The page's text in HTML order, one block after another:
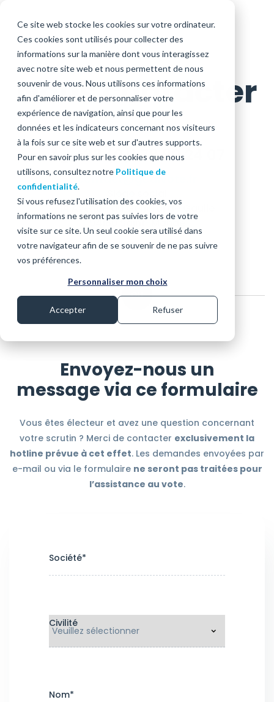
Ce site web stocke les cookies sur votre ordinateur.
Ces cookies sont utilisés pour collecter des
informations sur la manière dont vous interagissez
avec notre site web et nous permettent de nous
souvenir de vous. Nous utilisons ces informations
afin d'améliorer et de personnaliser votre
expérience de navigation, ainsi que pour les
données et les indicateurs concernant nos visiteurs
à la fois sur ce site web et sur d'autres supports.
Pour en savoir plus sur les cookies que nous
utilisons, consultez notre Politique de
confidentialité.
Si vous refusez l'utilisation des cookies, vos
informations ne seront pas suivies lors de votre
visite sur ce site. Un seul cookie sera utilisé dans
votre navigateur afin de se souvenir de ne pas suivre
vos préférences.
Personnaliser mon choix
Accepter Refuser
Solution de vote en ligne
Solution de vote hybride
Solution de vote en réunion
Élections CSE
Conseil d'administration
Élections professionnelles de la Fonction Publique
Fonction hospitalière CME/CSIRMT
Assemblées générales
Elections mutualistes
Elections des représentants de parents d'élèves
Qui sommes-nous ?
Nous rejoindre
Nous contacter
+33 (0)1 78 90 24 07
contact@gedivote.fr
14 Avenue du Général de Gaulle
94160 Saint-Mandé
OU
Envoyez-nous un
message via ce formulaire
Vous êtes électeur et avez une question concernant
votre scrutin ? Merci de contacter exclusivement la
hotline prévue à cet effet. Les demandes envoyées par
e-mail ou via le formulaire ne seront pas traitées pour
l’assistance au vote.
Société*
Civilité
Nom*